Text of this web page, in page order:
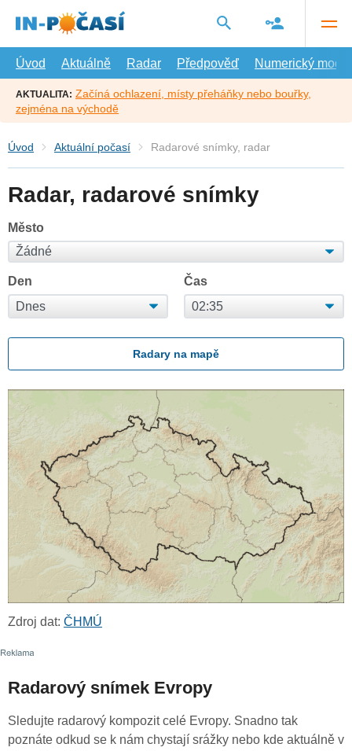
hlavní
Úvod
Aktuálně Radar Předpověď Numerický model
AKTUALITA: Začíná ochlazení, místy přeháňky nebo bouřky,
zejména na východě
Úvod Aktuální počasí Radarové snímky, radar
Radar, radarové snímky
Město
Den Čas
Radary na mapě
Zdroj dat: ČHMÚ
Radarový snímek Evropy
Sledujte radarový kompozit celé Evropy. Snadno tak
poznáte odkud se k nám chystají srážky nebo kde aktuálně v